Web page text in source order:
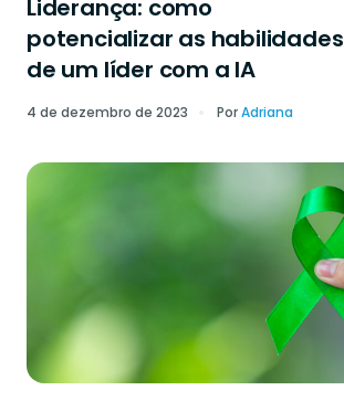
Liderança: como
potencializar as habilidades
de um líder com a IA
4 de dezembro de 2023 PorAdriana